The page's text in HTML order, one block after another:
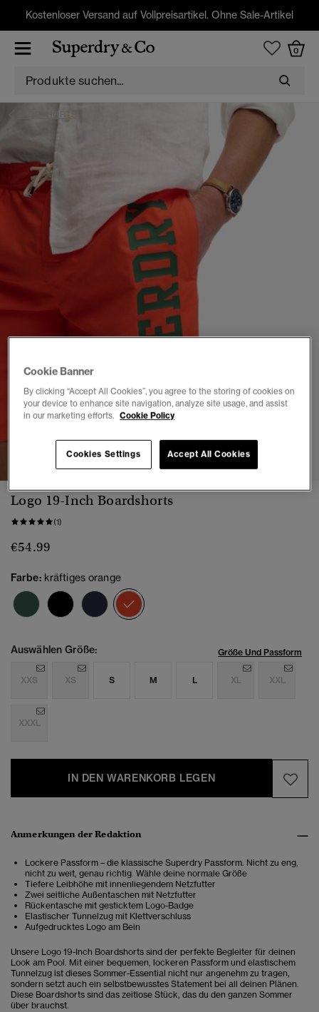
Kostenloser Versand auf Vollpreisartikel. Ohne Sale-Artikel
0
BADESHORTS
1 2 3 4 5 6 7 8
Logo 19-Inch Boardshorts
(1)
€54.99
Farbe: kräftiges orange
Auswählen Größe: Größe Und Passform
XXS XS S M L XL XXL
XXXL
IN DEN WARENKORB LEGEN
Anmerkungen der Redaktion
Lockere Passform – die klassische Superdry Passform. Nicht zu eng,
nicht zu weit, genau richtig. Wähle deine normale Größe
Tiefere Leibhöhe mit innenliegendem Netzfutter
Zwei seitliche Außentaschen mit Netzfutter
Rückentasche mit gesticktem Logo-Badge
Elastischer Tunnelzug mit Klettverschluss
Aufgedrucktes Logo am Bein
Unsere Logo 19-Inch Boardshorts sind der perfekte Begleiter für deinen
Look am Pool. Mit einer bequemen, lockeren Passform und elastischem
Tunnelzug ist dieses Sommer-Essential nicht nur angenehm zu tragen,
sondern setzt auch ein selbstbewusstes Statement bei all deinen Plänen.
Diese Boardshorts sind das zeitlose Stück, das du den ganzen Sommer
über brauchst.
Cookie Banner
By clicking “Accept All Cookies”, you agree to the storing of cookies on
your device to enhance site navigation, analyze site usage, and assist
in our marketing efforts. Cookie Policy
Accept All Cookies
Cookies Settings